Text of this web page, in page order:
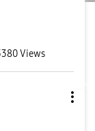
Views